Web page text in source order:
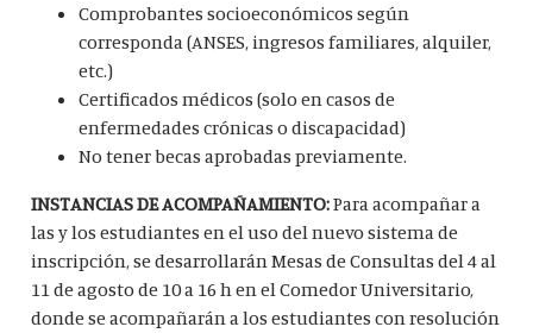
Comprobantes socioeconómicos según
corresponda (ANSES, ingresos familiares, alquiler,
etc.)
Certificados médicos (solo en casos de
enfermedades crónicas o discapacidad)
No tener becas aprobadas previamente.
INSTANCIAS DE ACOMPAÑAMIENTO:Para acompañar a
las y los estudiantes en el uso del nuevo sistema de
inscripción, se desarrollarán Mesas de Consultas del 4 al
11 de agosto de 10 a 16 h en el Comedor Universitario,
donde se acompañarán a los estudiantes con resolución